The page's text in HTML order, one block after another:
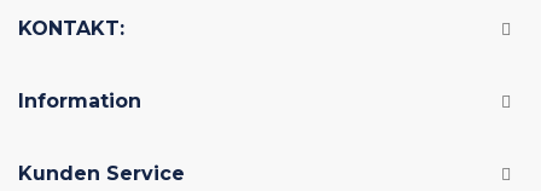
KONTAKT:
Information
Kunden Service